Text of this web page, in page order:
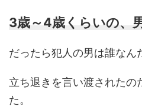
3歳～4歳くらいの、
だったら犯人の男は誰なん
立ち退きを言い渡されたの
た。